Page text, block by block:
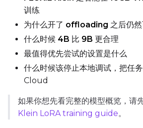
BF16
Save
Max
训练
为什么开了 offloading 之后仍
什么时候 4B 比 9B 更合理
最值得优先尝试的设置是什么
什么时候该停止本地调试，把任
Cloud
如果你想先看完整的模型概览，请
Klein LoRA training guide。